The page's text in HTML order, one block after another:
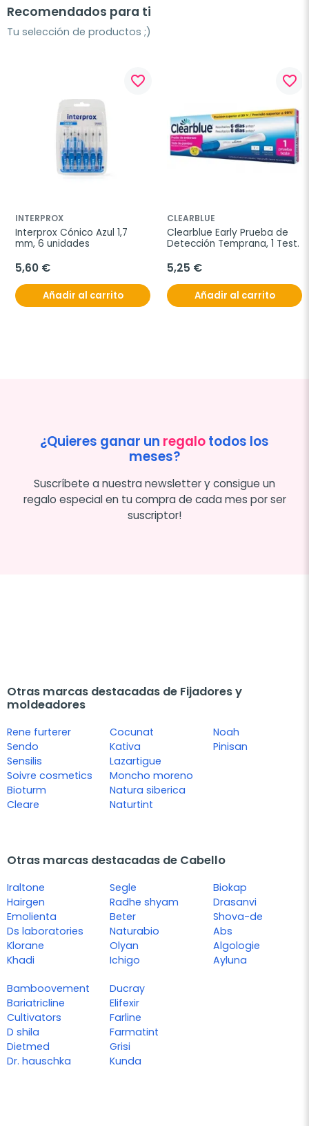
Recomendados para ti
Tu selección de productos ;)
favorite_border
INTERPROX
Interprox Cónico Azul 1,7
mm, 6 unidades
5,60 €
Añadir al carrito
favorite_border
CLEARBLUE
Clearblue Early Prueba de
Detección Temprana, 1 Test.
5,25 €
Añadir al carrito
¿Quieres ganar un regalotodos los
meses?
Suscríbete a nuestra newsletter y consigue un
regalo especial en tu compra de cada mes por ser
suscriptor!
Otras marcas destacadas de Fijadores y
moldeadores
Rene furterer
Sendo
Sensilis
Soivre cosmetics
Bioturm
Cleare
Cocunat
Kativa
Lazartigue
Moncho moreno
Natura siberica
Naturtint
Noah
Pinisan
Otras marcas destacadas de Cabello
Iraltone
Hairgen
Emolienta
Ds laboratories
Klorane
Khadi
Segle
Radhe shyam
Beter
Naturabio
Olyan
Ichigo
Biokap
Drasanvi
Shova-de
Abs
Algologie
Ayluna
Bamboovement
Bariatricline
Cultivators
D shila
Dietmed
Dr. hauschka
Ducray
Elifexir
Farline
Farmatint
Grisi
Kunda